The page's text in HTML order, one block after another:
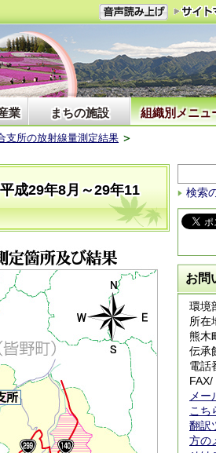
業 まちの施設 組織別メニュ
支所の放射線量測定結果
成29年8月～29年11
検索
お問
環
所在
熊木
伝承
電話
メ
こち
翻訳
方の